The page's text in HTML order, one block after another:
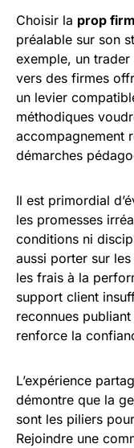
Choisir la prop firm
préalable sur son
exemple, un
vers des firmes
un levier
méthodiques
accompagnement
démarches
Il est primordial
les promesses
conditions ni
aussi porter sur
les frais à la
support client
reconnues
renforce la
L’expérience
démontre que la
sont les piliers
Rejoindre une